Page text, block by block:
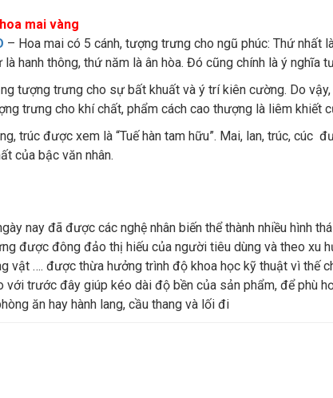
mai vàng
– Hoa mai có 5 cánh, tượng trưng cho ngũ phúc: Thứ nhất
hanh thông, thứ năm là ân hòa. Đó cũng chính là ý nghĩa
tượng trưng cho sự bất khuất và ý trí kiên cường. Do
trưng cho khí chất, phẩm cách cao thượng là liêm khiết
trúc được xem là “Tuế hàn tam hữu”. Mai, lan, trúc, cúc
của bậc văn nhân.
nay đã được các nghệ nhân biến thể thành nhiều hình
được đông đảo thị hiếu của người tiêu dùng và theo xu
vật …. được thừa hưởng trình độ khoa học kỹ thuật vì thế
với trước đây giúp kéo dài độ bền của sản phẩm, để phù
ăn hay hành lang, cầu thang và lối đi